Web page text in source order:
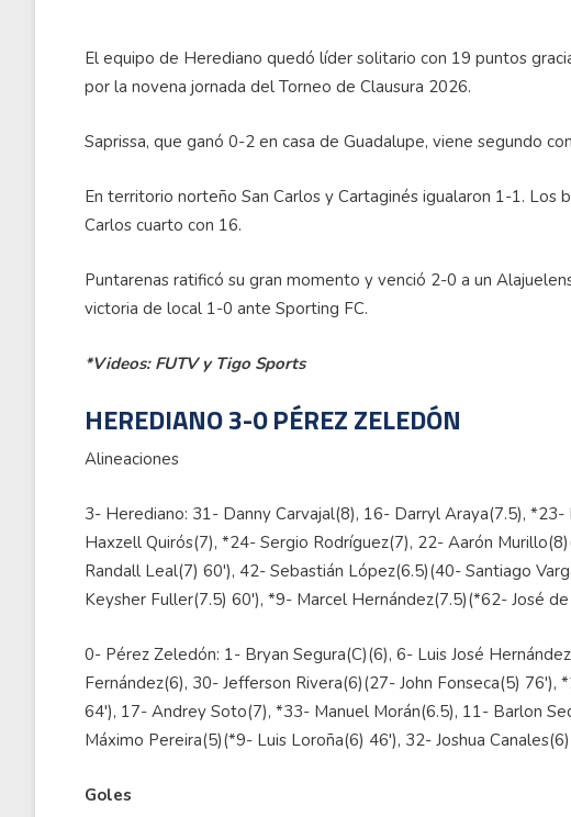
El equipo de Herediano quedó líder solitario con 19 puntos
por la novena jornada del Torneo de Clausura 2026.
Saprissa, que ganó 0-2 en casa de Guadalupe, viene segundo
En territorio norteño San Carlos y Cartaginés igualaron 1-1. Los
Carlos cuarto con 16.
Puntarenas ratificó su gran momento y venció 2-0 a un
victoria de local 1-0 ante Sporting FC.
*Videos: FUTV y Tigo Sports
HEREDIANO 3-0 PÉREZ ZELEDÓN
Alineaciones
3- Herediano: 31- Danny Carvajal(8), 16- Darryl Araya(7.5),
Haxzell Quirós(7), *24- Sergio Rodríguez(7), 22- Aarón
Randall Leal(7) 60'), 42- Sebastián López(6.5)(40- Santiago
Keysher Fuller(7.5) 60'), *9- Marcel Hernández(7.5)(*62- José de
0- Pérez Zeledón: 1- Bryan Segura(C)(6), 6- Luis José
Fernández(6), 30- Jefferson Rivera(6)(27- John Fonseca(5)
64'), 17- Andrey Soto(7), *33- Manuel Morán(6.5), 11- Barlon
Máximo Pereira(5)(*9- Luis Loroña(6) 46'), 32- Joshua
Goles